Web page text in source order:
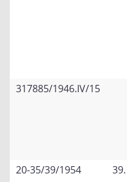
317885/1946.IV/15
20-35/39/1954 39.